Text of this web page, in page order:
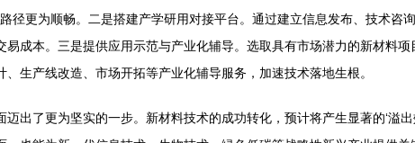
径更为顺畅。二是搭建产学研用对接平台。通过建立信息发布、技术
成本。三是提供应用示范与产业化辅导。选取具有市场潜力的新材料
生产线改造、市场开拓等产业化辅导服务，加速技术落地生根。
出了更为坚实的一步。新材料技术的成功转化，预计将产生显著的‘溢